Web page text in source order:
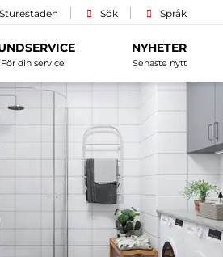
Sök Språk
För din service
NYHETER
Senaste nytt